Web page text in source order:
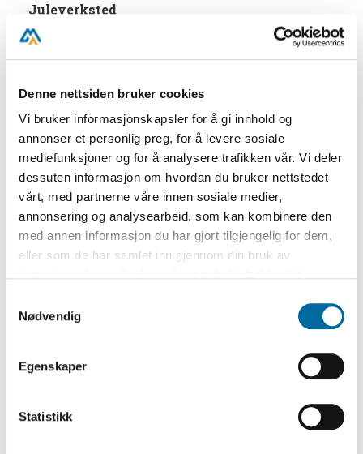
Denne nettsiden bruker cookies
Vi bruker informasjonskapsler for å gi innhold og
annonser et personlig preg, for å levere sosiale
mediefunksjoner og for å analysere trafikken vår. Vi deler
dessuten informasjon om hvordan du bruker nettstedet
vårt, med partnerne våre innen sosiale medier,
annonsering og analysearbeid, som kan kombinere den
med annen informasjon du har gjort tilgjengelig for dem,
eller som de har samlet inn gjennom din bruk av
så endre samtykke og så avvis.
Nødvendig
Egenskaper
Statistikk
Juleverksted
Her kan barna lage tradisjonell julepynt. Den
perfekte anledning til å lage årets julegaver til
besteforeldrene, eller noe ny pynt til treet.
papir.
Juleteater
Det blir ikke julestemning uten juleteater!
Ta med familien og opplev urpremieren på
teaterstykket "Farlig julegrøt", skrevet av
Bjørg Øygarden. Forestillingen spilles av
Arendals Dramatiske Selskab og varer ca 20
min.
Litt om stykket:
spise julegrøten sin før han reiser rundt med
gaver til barna. Men når Bestemor serverer
den i stedet for kanel, og dermed får julenissen
forferdelig mageknip. Det er tusen kilometer